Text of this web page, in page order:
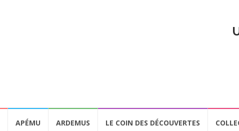
APÉMU ARDEMUS LE COIN DES DÉCOUVERTES